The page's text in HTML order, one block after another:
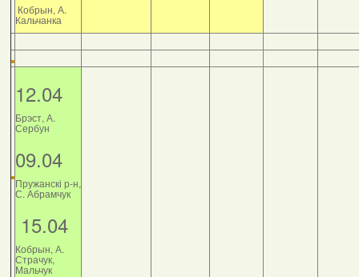
Кобрын, А.
Кальчанка
12.04
Брэст, А.
Сербун
09.04
Пружанскі р-н,
С. Абрамчук
15.04
Кобрын, А.
Страчук,
Мальчук